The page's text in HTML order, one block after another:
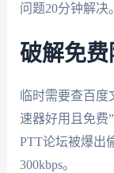
问题20分钟解决。
破解免
临时需要查百
速器好用且免费
PTT论坛被爆出
300kbps。